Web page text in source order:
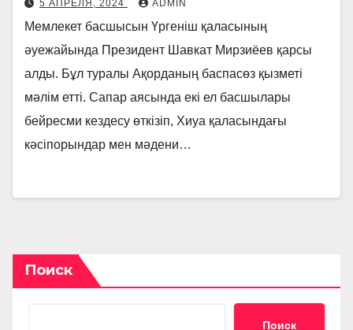
5 АПРЕЛЯ, 2024 ADMIN
Мемлекет басшысын Үргеніш қаласының
әуежайында Президент Шавкат Мирзиёев қарсы
алды. Бұл туралы Ақорданың баспасөз қызметі
мәлім етті. Сапар аясында екі ел басшылары
бейресми кездесу өткізіп, Хиуа қаласындағы
кәсіпорындар мен мәдени…
Поиск
Поиск